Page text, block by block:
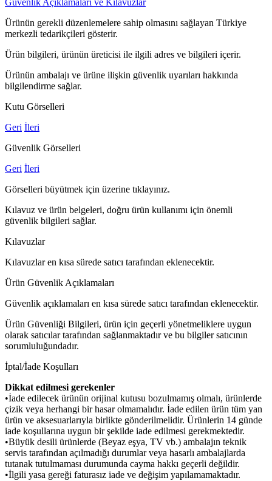
Güvenlik Açıklamaları ve Kılavuzlar
Ürünün gerekli düzenlemelere sahip olmasını sağlayan Türkiye
merkezli tedarikçileri gösterir.
Ürün bilgileri, ürünün üreticisi ile ilgili adres ve bilgileri içerir.
Ürünün ambalajı ve ürüne ilişkin güvenlik uyarıları hakkında
bilgilendirme sağlar.
Kutu Görselleri
Geri İleri
Güvenlik Görselleri
Geri İleri
Görselleri büyütmek için üzerine tıklayınız.
Kılavuz ve ürün belgeleri, doğru ürün kullanımı için önemli
güvenlik bilgileri sağlar.
Kılavuzlar
Kılavuzlar en kısa sürede satıcı tarafından eklenecektir.
Ürün Güvenlik Açıklamaları
Güvenlik açıklamaları en kısa sürede satıcı tarafından eklenecektir.
Ürün Güvenliği Bilgileri, ürün için geçerli yönetmeliklere uygun
olarak satıcılar tarafından sağlanmaktadır ve bu bilgiler satıcının
sorumluluğundadır.
İptal/İade Koşulları
Dikkat edilmesi gerekenler
•İade edilecek ürünün orijinal kutusu bozulmamış olmalı, ürünlerde
çizik veya herhangi bir hasar olmamalıdır. İade edilen ürün tüm yan
ürün ve aksesuarlarıyla birlikte gönderilmelidir. Ürünlerin 14 günde
iade koşullarına uygun bir şekilde iade edilmesi gerekmektedir.
•Büyük desili ürünlerde (Beyaz eşya, TV vb.) ambalajın teknik
servis tarafından açılmadığı durumlar veya hasarlı ambalajlarda
tutanak tutulmaması durumunda cayma hakkı geçerli değildir.
•İlgili yasa gereği faturasız iade ve değişim yapılamamaktadır.